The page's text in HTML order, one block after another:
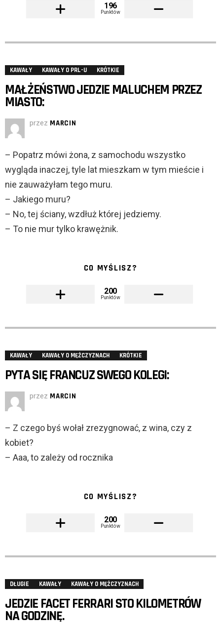
196
Punktów
KAWAŁY KAWAŁY O PRL-U KRÓTKIE
MAŁŻEŃSTWO JEDZIE MALUCHEM PRZEZ
MIASTO:
przez MARCIN
– Popatrz mówi żona, z samochodu wszystko
wygląda inaczej, tyle lat mieszkam w tym mieście i
nie zauważyłam tego muru.
– Jakiego muru?
– No, tej ściany, wzdłuż której jedziemy.
– To nie mur tylko krawężnik.
CO MYŚLISZ?
200
Punktów
KAWAŁY KAWAŁY O MĘŻCZYZNACH KRÓTKIE
PYTA SIĘ FRANCUZ SWEGO KOLEGI:
przez MARCIN
– Z czego byś wołał zrezygnować, z wina, czy z
kobiet?
– Aaa, to zależy od rocznika
CO MYŚLISZ?
200
Punktów
DŁUGIE KAWAŁY KAWAŁY O MĘŻCZYZNACH
JEDZIE FACET FERRARI STO KILOMETRÓW
NA GODZINĘ.